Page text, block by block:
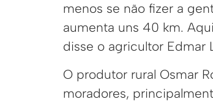
menos se não fizer a
aumenta uns 40 km.
disse o agricultor Edmar
O produtor rural Osmar
moradores,